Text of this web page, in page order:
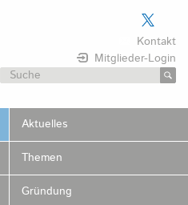
Kontakt
Mitglieder-Login
Suchen
Aktuelles
Themen
Gründung